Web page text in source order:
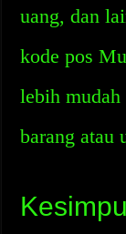
uang, dan
kode pos
lebih
barang atau